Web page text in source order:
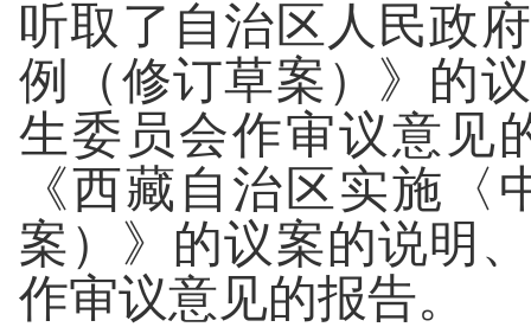
听取了自治区人民政
例（修订草案）》的
生委员会作审议意见
《西藏自治区实施
案）》的议案的说明
作审议意见的报告。